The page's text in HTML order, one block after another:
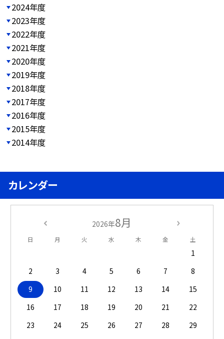
2024年度
2023年度
2022年度
2021年度
2020年度
2019年度
2018年度
2017年度
2016年度
2015年度
2014年度
カレンダー
2026年8月
日 月 火 水 木 金 土
1
2
3 4 5 6 7
8
9
10 11 12 13 14
15
16
17 18 19 20 21
22
23
24 25 26 27 28
29